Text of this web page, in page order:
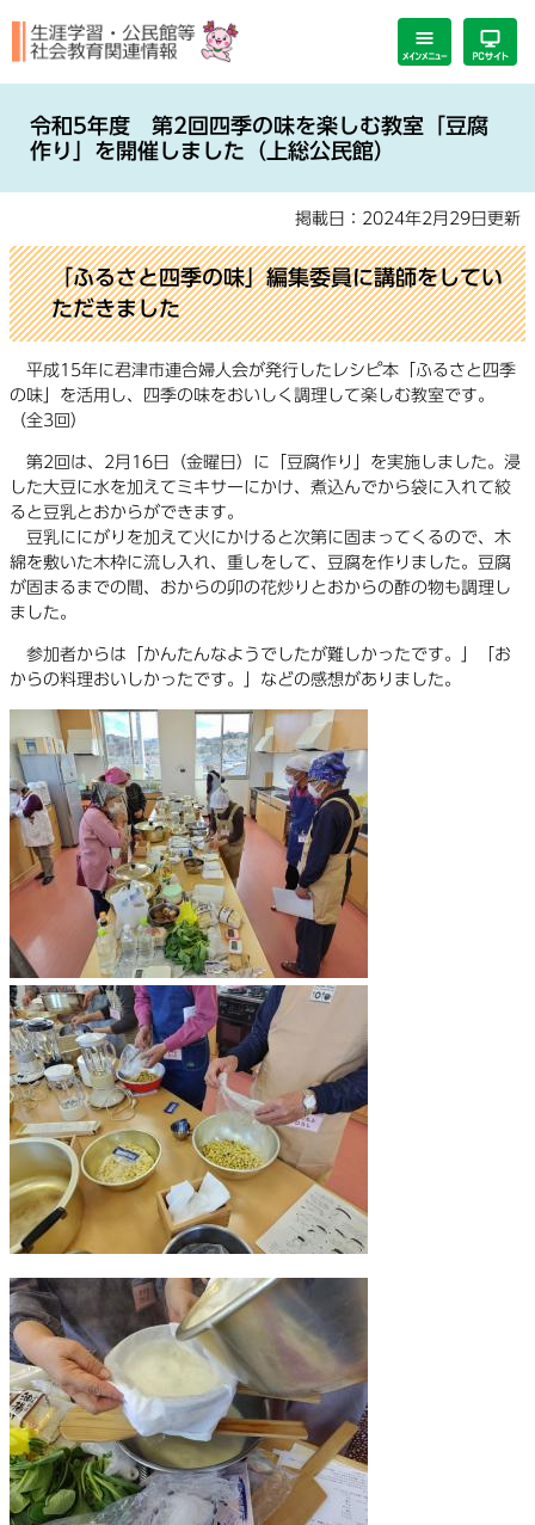
ジ
す。
ュ
し
本
文
へ
令和5年度 第2回四季の味を楽しむ教室「豆腐
作り」を開催しました（上総公民館）
掲載日：2024年2月29日更新
「ふるさと四季の味」編集委員に講師をしてい
ただきました
平成15年に君津市連合婦人会が発行したレシピ本「ふるさと四季
の味」を活用し、四季の味をおいしく調理して楽しむ教室です。
（全3回）
第2回は、2月16日（金曜日）に「豆腐作り」を実施しました。浸
した大豆に水を加えてミキサーにかけ、煮込んでから袋に入れて絞
ると豆乳とおからができます。
豆乳ににがりを加えて火にかけると次第に固まってくるので、木
綿を敷いた木枠に流し入れ、重しをして、豆腐を作りました。豆腐
が固まるまでの間、おからの卯の花炒りとおからの酢の物も調理し
ました。
参加者からは「かんたんなようでしたが難しかったです。」「お
からの料理おいしかったです。」などの感想がありました。